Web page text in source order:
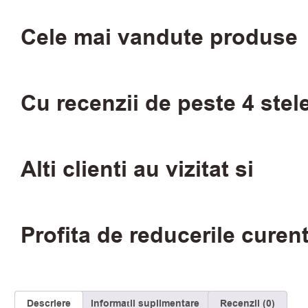
Cele mai vandute produse
Cu recenzii de peste 4
Alti clienti au vizitat si
Profita de reducerile
Descriere Informații suplimentare Recenzii (0)